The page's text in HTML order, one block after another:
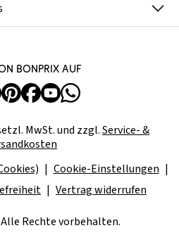
bonprix auf
MwSt. und zzgl.Service- &
Cookie-Einstellungen
Vertrag widerrufen
Alle Rechte vorbehalten.